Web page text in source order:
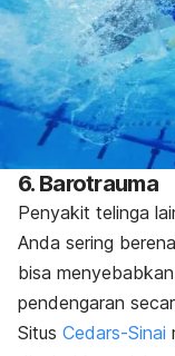
6. Barotrauma
Penyakit telinga
Anda sering
bisa
pendengaran
Situs Cedars-Sinai